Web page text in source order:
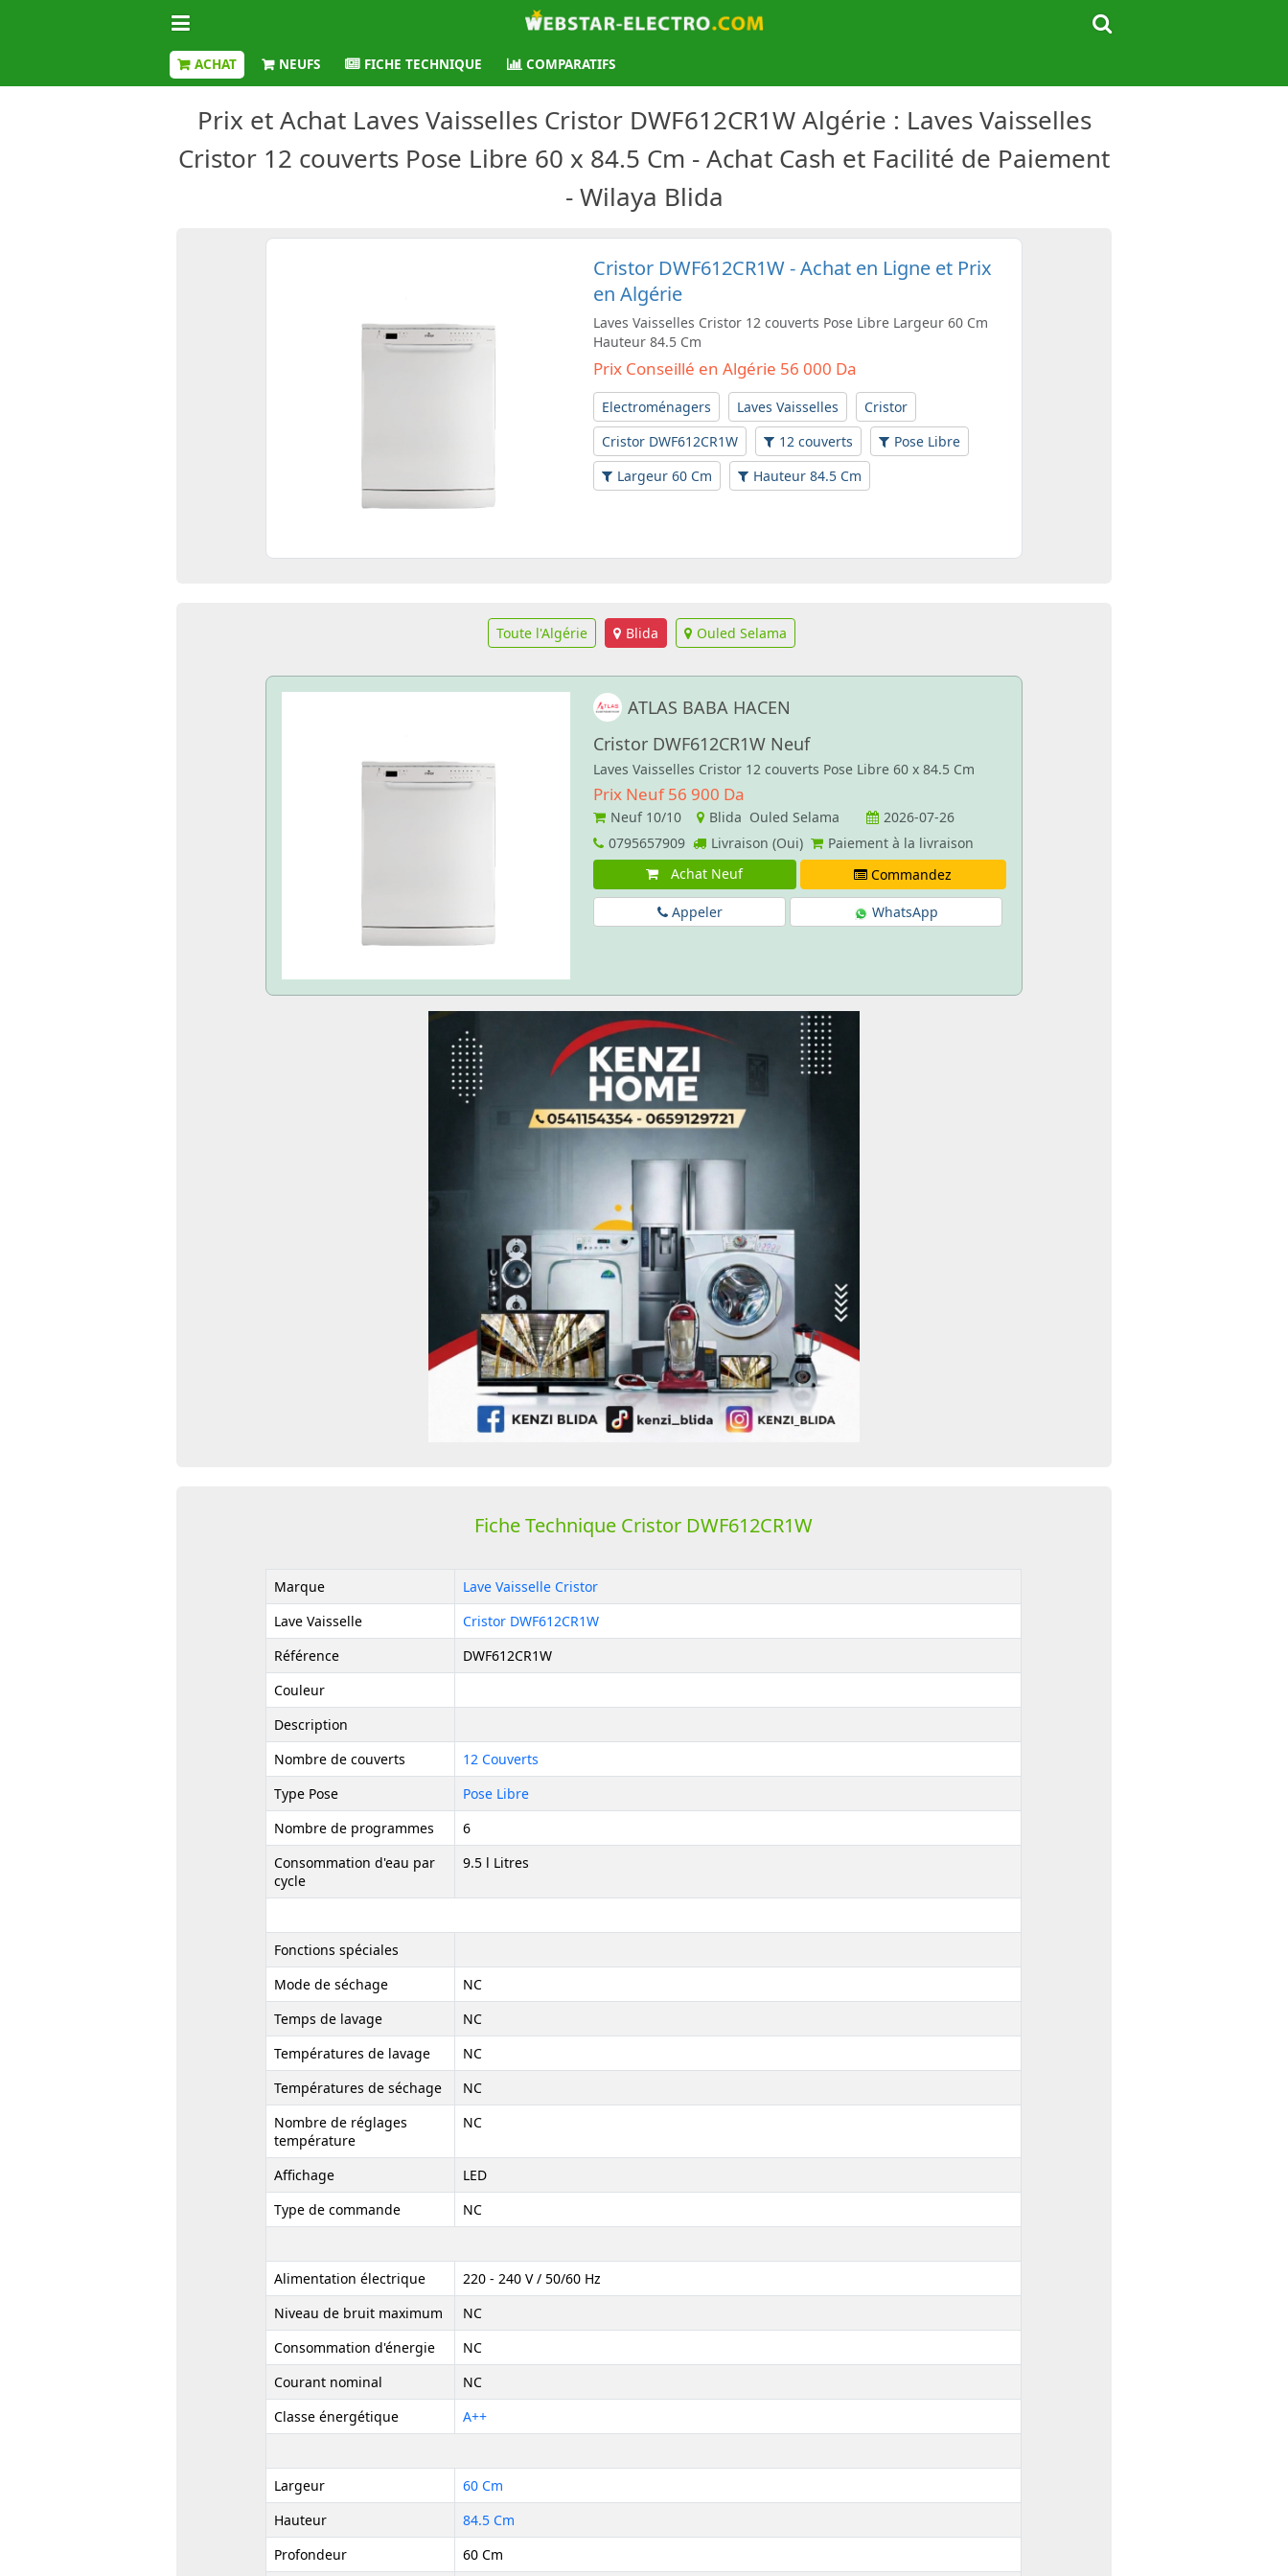
ACHAT NEUFS FICHE TECHNIQUE COMPARATIFS
Prix et Achat Laves Vaisselles Cristor DWF612CR1W Algérie : Laves Vaisselles
Cristor 12 couverts Pose Libre 60 x 84.5 Cm - Achat Cash et Facilité de Paiement
- Wilaya Blida
Cristor DWF612CR1W - Achat en Ligne et Prix
en Algérie
Laves Vaisselles Cristor 12 couverts Pose Libre Largeur 60 Cm
Hauteur 84.5 Cm
Prix Conseillé en Algérie 56 000 Da
Electroménagers Laves Vaisselles
Cristor
Cristor DWF612CR1W
12 couverts
Pose Libre
Largeur 60 Cm
Hauteur 84.5 Cm
Toute l'Algérie Blida Ouled Selama
ATLAS BABA HACEN
Cristor DWF612CR1W Neuf
Laves Vaisselles Cristor 12 couverts Pose Libre 60 x 84.5 Cm
Prix Neuf 56 900 Da
Neuf 10/10 Blida Ouled Selama
2026-07-26
0795657909
Livraison (Oui)
Paiement à la livraison
Achat Neuf
Commandez
Appeler WhatsApp
Fiche Technique Cristor DWF612CR1W
Marque
Lave Vaisselle Cristor
Lave Vaisselle
Cristor DWF612CR1W
Référence
DWF612CR1W
Couleur
Description
Nombre de couverts
12 Couverts
Type Pose
Pose Libre
Nombre de programmes
6
Consommation d'eau par
cycle
9.5 l Litres
Fonctions spéciales
Mode de séchage
NC
Temps de lavage
NC
Températures de lavage
NC
Températures de séchage
NC
Nombre de réglages
température
NC
Affichage
LED
Type de commande
NC
Alimentation électrique
220 - 240 V / 50/60 Hz
Niveau de bruit maximum
NC
Consommation d'énergie
NC
Courant nominal
NC
Classe énergétique
A++
Largeur
60 Cm
Hauteur
84.5 Cm
Profondeur
60 Cm